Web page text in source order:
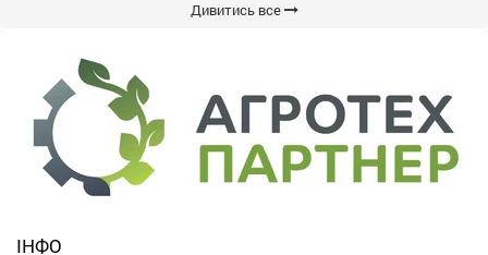
Дивитись все
ІНФО